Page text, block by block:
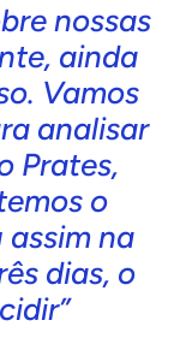
nossas
ainda
Vamos
analisar
Prates,
o
assim na
dias, o